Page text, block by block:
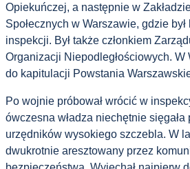
Opiekuńczej, a następnie w
Społecznych w Warszawie, gdzie
inspekcji. Był także członkiem
Organizacji Niepodległościowych. W
do kapitulacji Powstania
Po wojnie próbował wrócić w
ówczesna władza niechętnie
urzędników wysokiego szczebla. W
dwukrotnie aresztowany przez